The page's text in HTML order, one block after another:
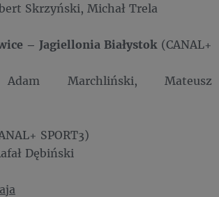
Skrzyński, Michał Trela
– Jagiellonia Białystok (CANAL+
Adam Marchliński, Mateusz
SPORT3)
Dębiński